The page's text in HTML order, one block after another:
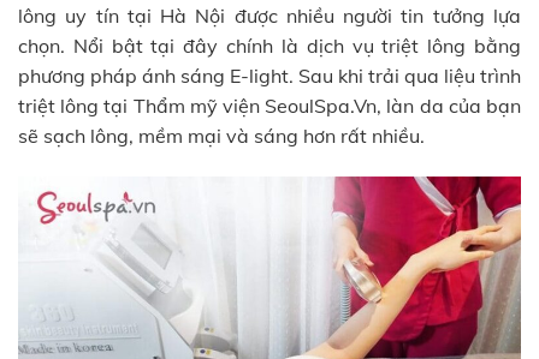
lông uy tín tại Hà Nội được nhiều người tin tưởng lựa
chọn. Nổi bật tại đây chính là dịch vụ triệt lông bằng
phương pháp ánh sáng E-light. Sau khi trải qua liệu trình
triệt lông tại Thẩm mỹ viện SeoulSpa.Vn, làn da của bạn
sẽ sạch lông, mềm mại và sáng hơn rất nhiều.